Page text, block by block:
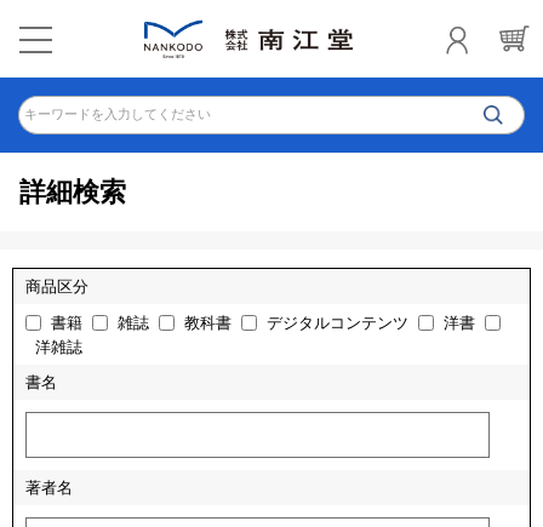
キーワードを入力してください
詳細検索
商品区分
書籍 雑誌 教科書 デジタルコンテンツ
洋書
洋雑誌
書名
著者名